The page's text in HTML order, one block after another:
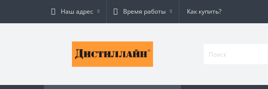
Наш адрес Время работы Как купить?